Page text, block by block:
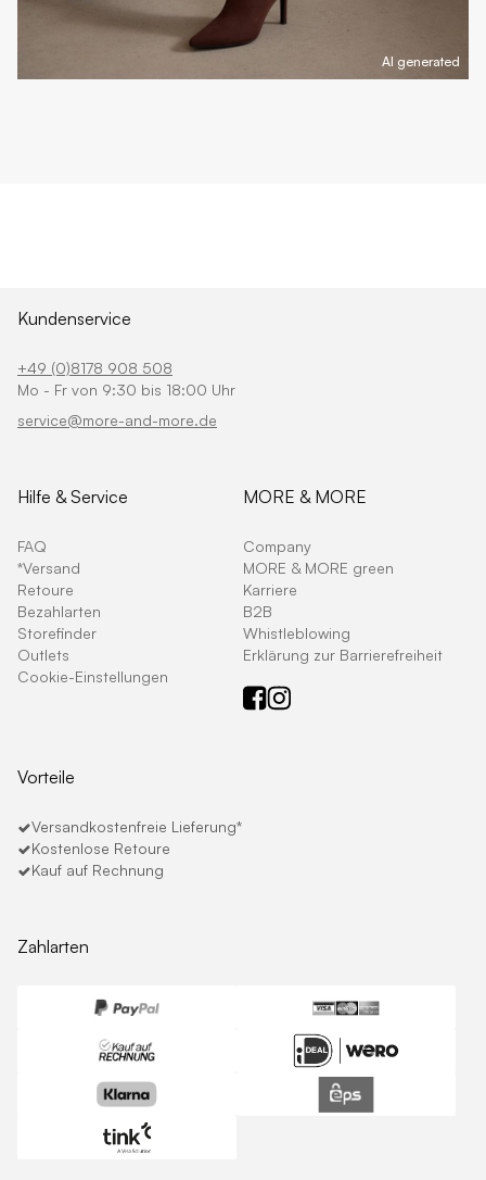
AI generated
Kundenservice
+49 (0)8178 908 508
Mo - Fr von 9:30 bis 18:00 Uhr
service@more-and-more.de
Hilfe & Service
FAQ
*Versand
Retoure
Bezahlarten
Storefinder
Outlets
Cookie-Einstellungen
MORE & MORE
Company
MORE & MORE green
Karriere
B2B
Whistleblowing
Erklärung zur Barrierefreiheit
Vorteile
Versandkostenfreie Lieferung*
Kostenlose Retoure
Kauf auf Rechnung
Zahlarten